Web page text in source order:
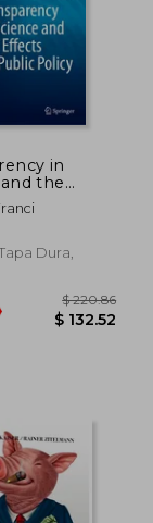
in
the
Public
Inglés)
Dura,